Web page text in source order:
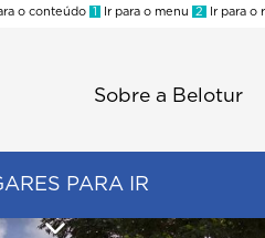
o conteúdo 1 Ir para o menu 2 Ir para o
Sobre a Belotur
PARA IR